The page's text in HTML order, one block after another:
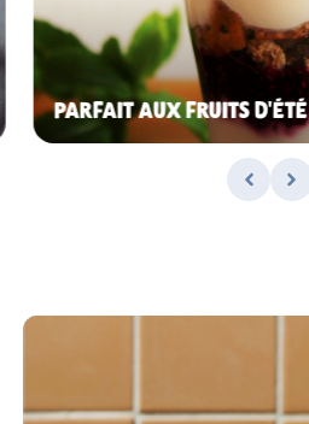
PARFAIT AUX FRUITS D'ÉTÉ